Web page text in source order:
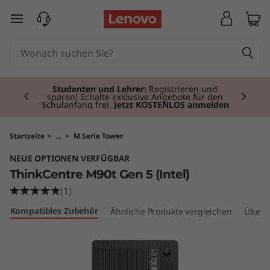
T
C
e
n
zum Hauptinhalt springen
Studenten und Lehrer: Registrieren und
sparen! Schalte exklusive Angebote für den
Schulanfang frei. Jetzt KOSTENLOS anmelden
Currently displaying item 2 of 3
Startseite > ... > M Serie Tower
NEUE OPTIONEN VERFÜGBAR
ThinkCentre M90t Gen 5 (Intel)
(1)
Kompatibles Zubehör Ähnliche Produkte vergleichen